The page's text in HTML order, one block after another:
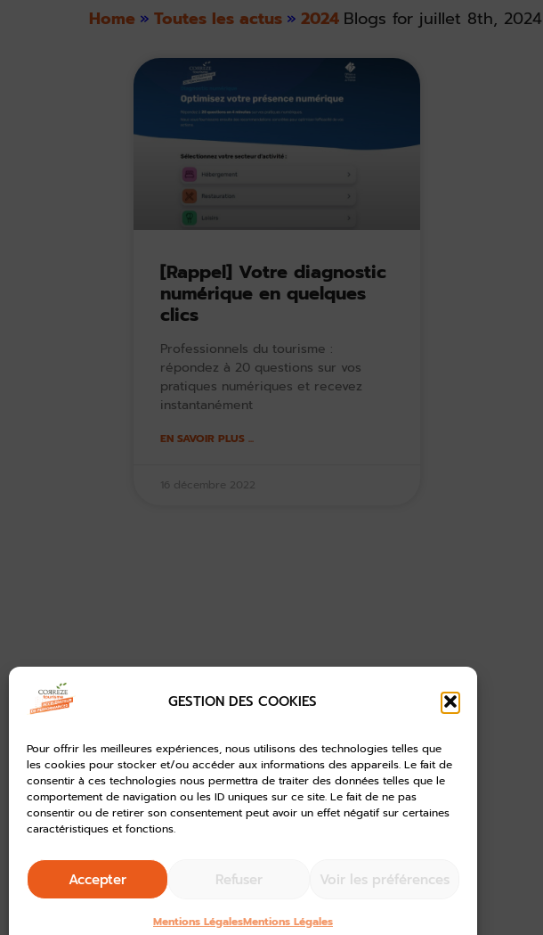
GESTION DES COOKIES
Pour offrir les meilleures expériences, nous utilisons des technologies telles que
les cookies pour stocker et/ou accéder aux informations des appareils. Le fait de
consentir à ces technologies nous permettra de traiter des données telles que le
comportement de navigation ou les ID uniques sur ce site. Le fait de ne pas
consentir ou de retirer son consentement peut avoir un effet négatif sur certaines
caractéristiques et fonctions.
Accepter Refuser Voir les préférences
Mentions LégalesMentions Légales
Home » Toutes les actus » 2024 Blogs for juillet 8th, 2024
[Rappel] Votre diagnostic
numérique en quelques
clics
Professionnels du tourisme :
répondez à 20 questions sur vos
pratiques numériques et recevez
instantanément
EN SAVOIR PLUS ...
16 décembre 2022